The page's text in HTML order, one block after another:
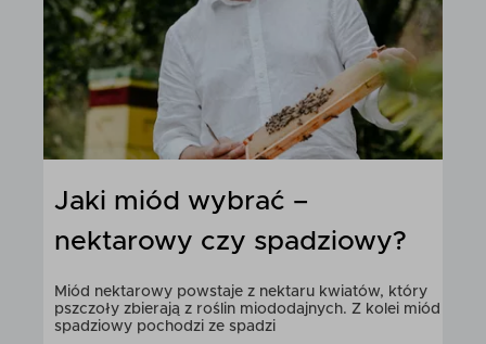
pomaga?
Czy propolis dla dziecka jest bezpieczny, kiedy warto
go stosować i jakie daje realne korzyści?
CZYTAJ WIĘCEJ